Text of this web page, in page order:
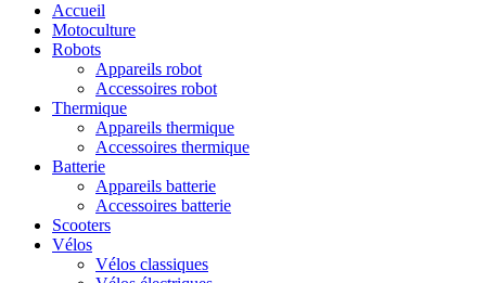
Accueil
Motoculture
Robots
Appareils robot
Accessoires robot
Thermique
Appareils thermique
Accessoires thermique
Batterie
Appareils batterie
Accessoires batterie
Scooters
Vélos
Vélos classiques